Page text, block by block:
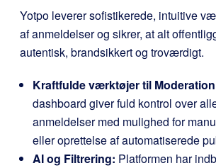
Yotpo leverer sofistikerede, intuitive
af anmeldelser og sikrer, at alt
autentisk, brandsikkert og troværdigt.
Kraftfulde værktøjer til
dashboard giver fuld kontrol over
anmeldelser med mulighed for
eller oprettelse af automatiserede
AI og Filtrering: Platformen har